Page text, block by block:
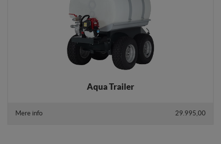
Aqua Trailer
29.995,00
Mere info
interesserer sig for/søger på for at kunne vise
personrettede annoncer, når denne færdes på